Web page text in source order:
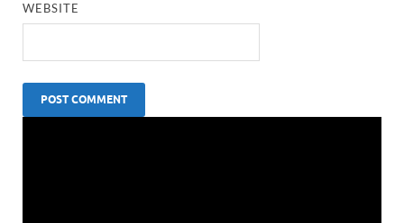
WEBSITE